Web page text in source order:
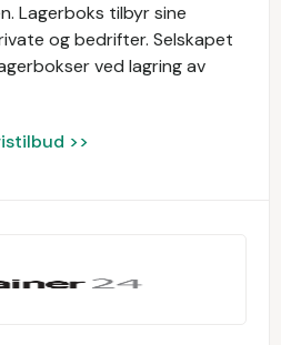
Lagerboks tilbyr sine
og bedrifter. Selskapet
ved lagring av
>>